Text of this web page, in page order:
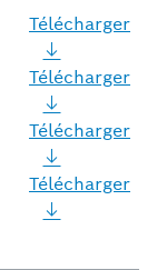
Télécharger
Télécharger
Télécharger
Télécharger